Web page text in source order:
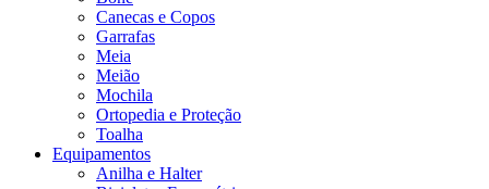
Canecas e Copos
Garrafas
Meia
Meião
Mochila
Ortopedia e Proteção
Toalha
Equipamentos
Anilha e Halter